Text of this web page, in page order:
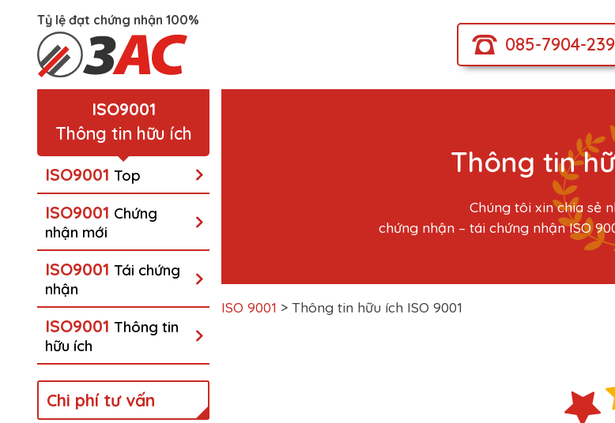
Tỷ lệ đạt chứng nhận 100%
085-7904-239
ISO9001
Thông tin hữu ích
ISO9001 Top
ISO9001 Chứng
nhận mới
ISO9001 Tái chứng
nhận
ISO9001 Thông tin
hữu ích
Chi phí tư vấn
Thông tin
Chúng tôi xin chia sẻ
chứng nhận – tái chứng nhận ISO
ISO 9001 > Thông tin hữu ích ISO 9001